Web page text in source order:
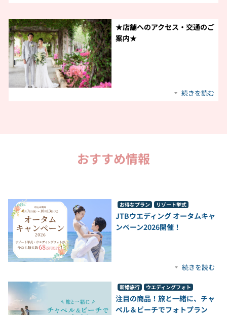
★店舗へのアクセス・交通のご
案内★
続きを読む
おすすめ情報
お得なプラン リゾート挙式
JTBウエディング オータムキャ
ンペーン2026開催！​
続きを読む
新婚旅行 ウエディングフォト
注目の商品！旅と一緒に、チャ
ペル＆ビーチでフォトプラン